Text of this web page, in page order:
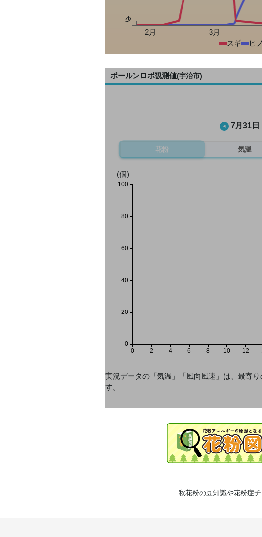
少
2月 3月
スギ
ヒ
ポールンロボ観測値(宇治市)
7月31日
花粉 気温
0 2 4 6 8 10 12
(個)
0
20
40
60
80
100
実況データの「気温」「風向風速」は、最寄り
す。
秋花粉の豆知識や花粉症